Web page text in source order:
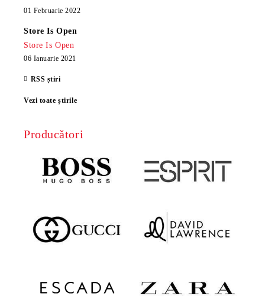
01 Februarie 2022
Store Is Open
Store Is Open
06 Ianuarie 2021
RSS știri
Vezi toate știrile
Producători